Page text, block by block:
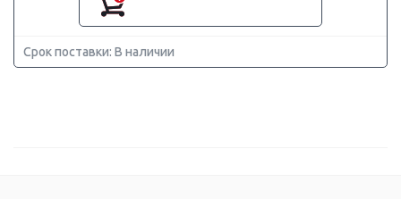
Срок поставки: В наличии